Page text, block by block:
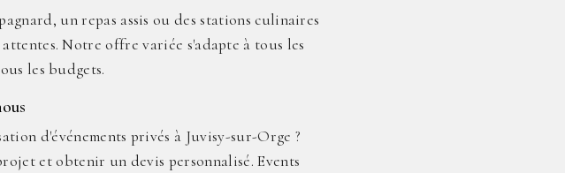
un repas assis ou des stations culinaires
Notre offre variée s'adapte à tous les
les budgets.
d'événements privés à Juvisy-sur-Orge ?
et obtenir un devis personnalisé. Events